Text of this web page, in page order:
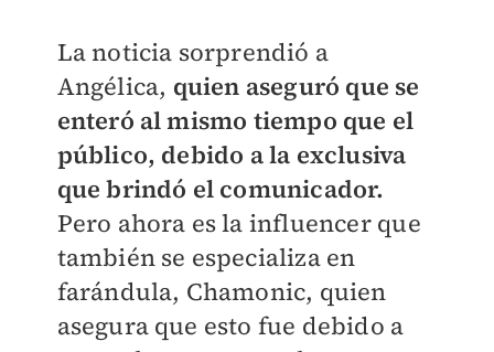
La noticia sorprendió a
Angélica, quien aseguró que se
enteró al mismo tiempo que el
público, debido a la exclusiva
que brindó el comunicador.
Pero ahora es la influencer que
también se especializa en
farándula, Chamonic, quien
asegura que esto fue debido a